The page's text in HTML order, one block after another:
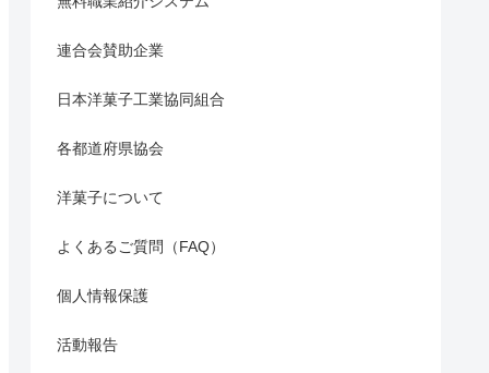
連合会賛助企業
日本洋菓子工業協同組合
各都道府県協会
洋菓子について
よくあるご質問（FAQ）
個人情報保護
活動報告